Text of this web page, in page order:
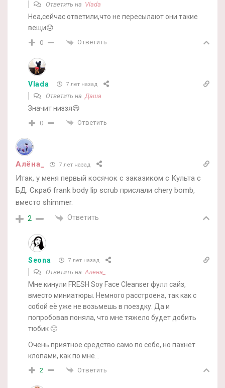
Ответить на Vlada
Неа,сейчас ответили,что не пересылают они такие
вещи😞
0 Ответить
Vlada 7 лет назад
Ответить на Даша
Значит низзя😢
0 Ответить
Алёна_ 7 лет назад
Итак, у меня первый косячок с заказиком с Культа с
БД. Скраб frank body lip scrub прислали chery bomb,
вместо shimmer.
2 Ответить
Seona 7 лет назад
Ответить на Алёна_
Мне кинули FRESH Soy Face Cleanser фулл сайз,
вместо миниатюры. Немного расстроена, так как с
собой её уже не возьмешь в поездку. Да и
попробовав поняла, что мне тяжело будет добить
тюбик 🙁
Очень приятное средство само по себе, но пахнет
клопами, как по мне…
2 Ответить